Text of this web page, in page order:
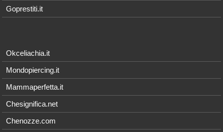
Goprestiti.it
Okceliachia.it
Mondopiercing.it
Mammaperfetta.it
Chesignifica.net
Chenozze.com